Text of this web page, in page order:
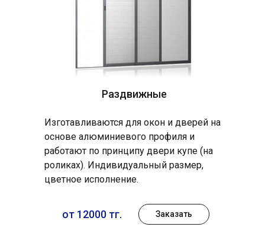
Раздвижные
Изготавливаются для окон и дверей на
основе алюминиевого профиля и
работают по принципу двери купе (на
роликах). Индивидуальный размер,
цветное исполнение.
от 12000 тг. Заказать